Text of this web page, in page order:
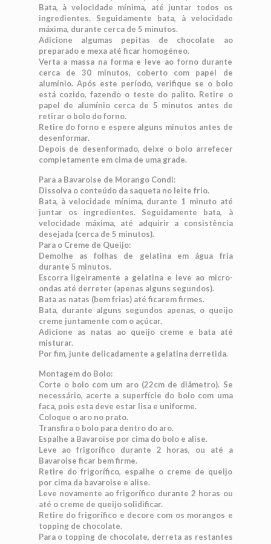
Bata, à velocidade mínima, até juntar todos os
ingredientes. Seguidamente bata, à velocidade
máxima, durante cerca de 5 minutos.
Adicione algumas pepitas de chocolate ao
preparado e mexa até ficar homogéneo.
Verta a massa na forma e leve ao forno durante
cerca de 30 minutos, coberto com papel de
alumínio. Após este período, verifique se o bolo
está cozido, fazendo o teste do palito. Retire o
papel de alumínio cerca de 5 minutos antes de
retirar o bolo do forno.
Retire do forno e espere alguns minutos antes de
desenformar.
Depois de desenformado, deixe o bolo arrefecer
completamente em cima de uma grade.
Para a Bavaroise de Morango Condi:
Dissolva o conteúdo da saqueta no leite frio.
Bata, à velocidade mínima, durante 1 minuto até
juntar os ingredientes. Seguidamente bata, à
velocidade máxima, até adquirir a consistência
desejada (cerca de 5 minutos).
Para o Creme de Queijo:
Demolhe as folhas de gelatina em água fria
durante 5 minutos.
Escorra ligeiramente a gelatina e leve ao micro-
ondas até derreter (apenas alguns segundos).
Bata as natas (bem frias) até ficarem firmes.
Bata, durante alguns segundos apenas, o queijo
creme juntamente com o açúcar.
Adicione as natas ao queijo creme e bata até
misturar.
Por fim, junte delicadamente a gelatina derretida.
Montagem do Bolo:
Corte o bolo com um aro (22cm de diâmetro). Se
necessário, acerte a superfície do bolo com uma
faca, pois esta deve estar lisa e uniforme.
Coloque o aro no prato.
Transfira o bolo para dentro do aro.
Espalhe a Bavaroise por cima do bolo e alise.
Leve ao frigorífico durante 2 horas, ou até a
Bavaroise ficar bem firme.
Retire do frigorífico, espalhe o creme de queijo
por cima da bavaroise e alise.
Leve novamente ao frigorífico durante 2 horas ou
até o creme de queijo solidificar.
Retire do frigorífico e decore com os morangos e
topping de chocolate.
Para o topping de chocolate, derreta as restantes